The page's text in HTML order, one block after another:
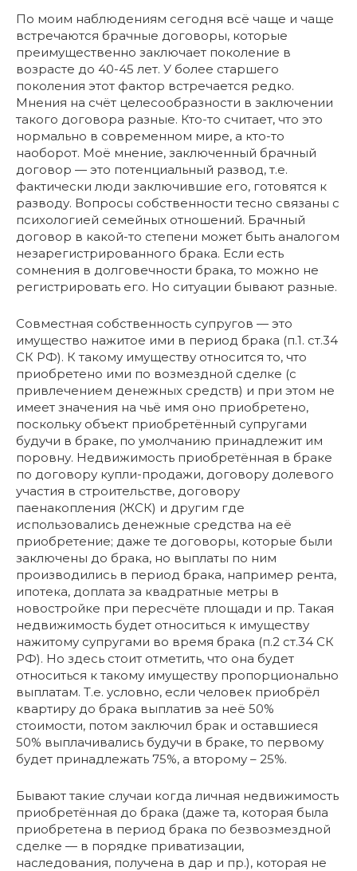
По моим наблюдениям сегодня всё чаще и чаще
встречаются брачные договоры, которые
преимущественно заключает поколение в
возрасте до 40-45 лет. У более старшего
поколения этот фактор встречается редко.
Мнения на счёт целесообразности в заключении
такого договора разные. Кто-то считает, что это
нормально в современном мире, а кто-то
наоборот. Моё мнение, заключенный брачный
договор — это потенциальный развод, т.е.
фактически люди заключившие его, готовятся к
разводу. Вопросы собственности тесно связаны с
психологией семейных отношений. Брачный
договор в какой-то степени может быть аналогом
незарегистрированного брака. Если есть
сомнения в долговечности брака, то можно не
регистрировать его. Но ситуации бывают разные.
Совместная собственность супругов — это
имущество нажитое ими в период брака (п.1. ст.34
СК РФ). К такому имуществу относится то, что
приобретено ими по возмездной сделке (с
привлечением денежных средств) и при этом не
имеет значения на чьё имя оно приобретено,
поскольку объект приобретённый супругами
будучи в браке, по умолчанию принадлежит им
поровну. Недвижимость приобретённая в браке
по договору купли-продажи, договору долевого
участия в строительстве, договору
паенакопления (ЖСК) и другим где
использовались денежные средства на её
приобретение; даже те договоры, которые были
заключены до брака, но выплаты по ним
производились в период брака, например рента,
ипотека, доплата за квадратные метры в
новостройке при пересчёте площади и пр. Такая
недвижимость будет относиться к имуществу
нажитому супругами во время брака (п.2 ст.34 СК
РФ). Но здесь стоит отметить, что она будет
относиться к такому имуществу пропорционально
выплатам. Т.е. условно, если человек приобрёл
квартиру до брака выплатив за неё 50%
стоимости, потом заключил брак и оставшиеся
50% выплачивались будучи в браке, то первому
будет принадлежать 75%, а второму – 25%.
Бывают такие случаи когда личная недвижимость
приобретённая до брака (даже та, которая была
приобретена в период брака по безвозмездной
сделке — в порядке приватизации,
наследования, получена в дар и пр.), которая не